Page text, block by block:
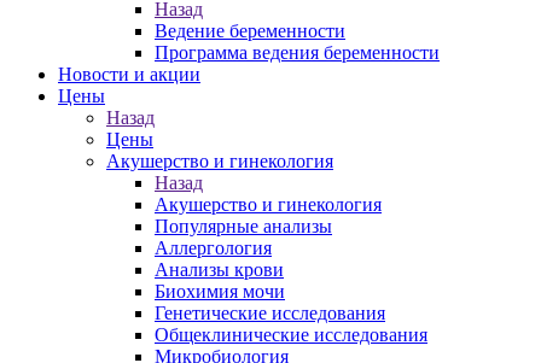
Назад
Ведение беременности
Программа ведения беременности
Новости и акции
Цены
Назад
Цены
Акушерство и гинекология
Назад
Акушерство и гинекология
Популярные анализы
Аллергология
Анализы крови
Биохимия мочи
Генетические исследования
Общеклинические исследования
Микробиология